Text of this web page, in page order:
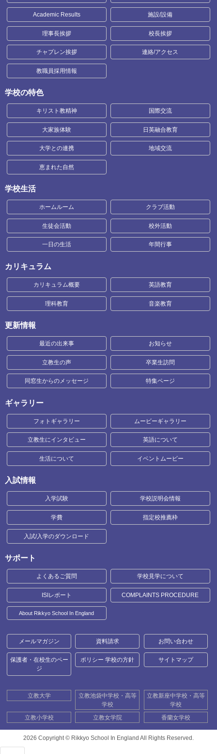
Academic Results 施設/設備
理事長挨拶 校長挨拶
チャプレン挨拶 連絡/アクセス
教職員採用情報
学校の特色
キリスト教精神 国際交流
大家族体験 日英融合教育
大学との連携 地域交流
恵まれた自然
学校生活
ホームルーム クラブ活動
生徒会活動 校外活動
一日の生活 年間行事
カリキュラム
カリキュラム概要 英語教育
理科教育 音楽教育
更新情報
最近の出来事 お知らせ
立教生の声 卒業生訪問
同窓生からのメッセージ 特集ページ
ギャラリー
フォトギャラリー ムービーギャラリー
立教生にインタビュー 英語について
生活について イベントムービー
入試情報
入学試験 学校説明会情報
学費 指定校推薦枠
入試/入学のダウンロード
サポート
よくあるご質問 学校見学について
ISIレポート COMPLAINTS PROCEDURE
About Rikkyo School In England
メールマガジン 資料請求 お問い合わせ
保護者・在校生のペー
ジ
ポリシー 学校の方針 サイトマップ
立教大学
立教池袋中学校・高等
学校
立教新座中学校・高等
学校
立教小学校
立教女学院 香蘭女学校
2026 Copyright © Rikkyo School In England All Rights Reserved.